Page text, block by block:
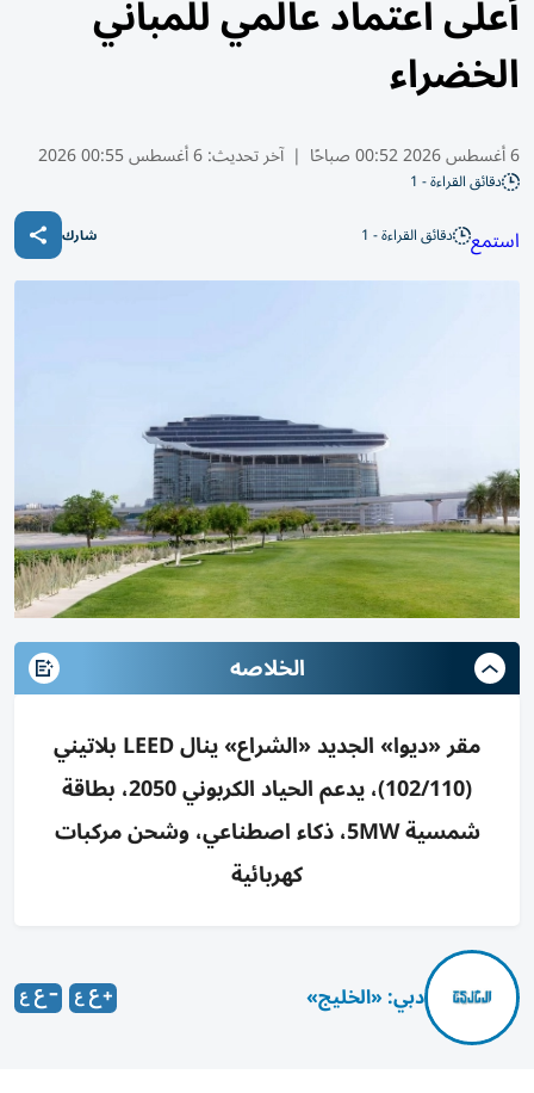
أعلى اعتماد عالمي للمباني
الخضراء
6 أغسطس 2026 00:52 صباحًا | آخر تحديث:6 أغسطس 00:55 2026
دقائق القراءة - 1
استمع دقائق القراءة - 1 شارك
الخلاصه
مقر «ديوا» الجديد «الشراع» ينال LEED بلاتيني
(102/110)، يدعم الحياد الكربوني 2050، بطاقة
شمسية 5MW، ذكاء اصطناعي، وشحن مركبات
كهربائية
دبي: «الخليج»